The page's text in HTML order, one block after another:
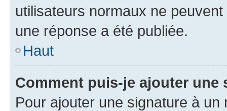
utilisateurs normaux ne
une réponse a été publiée.
Haut
Comment puis-je ajouter une
Pour ajouter une signature à un